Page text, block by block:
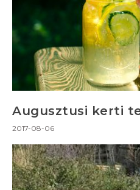
Augusztusi kerti
2017-08-06